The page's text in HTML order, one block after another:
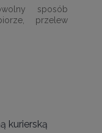
sposób
przelew
kurierską